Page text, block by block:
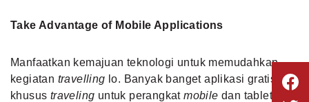
Take Advantage of Mobile Applications
Manfaatkan kemajuan teknologi untuk memudahkan
kegiatan travelling lo. Banyak banget aplikasi gratis
khusus traveling untuk perangkatmobiledan tablet